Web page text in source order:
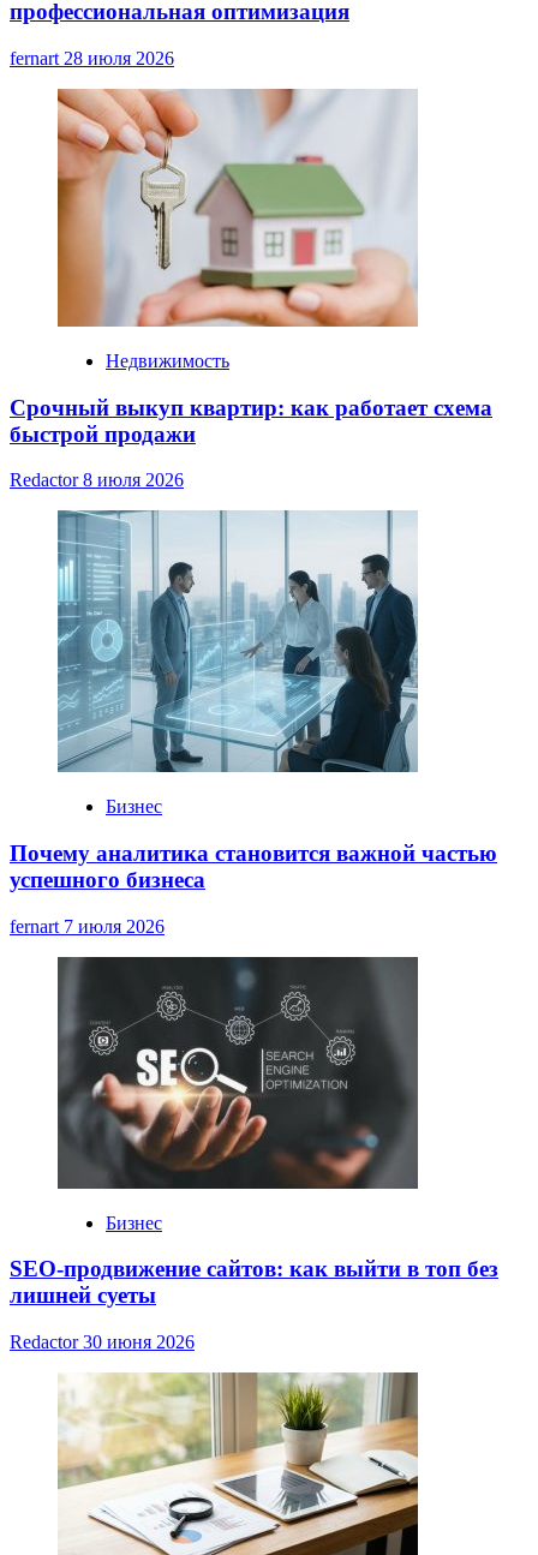
профессиональная оптимизация
fernart 28 июля 2026
Недвижимость
Срочный выкуп квартир: как работает схема
быстрой продажи
Redactor8 июля 2026
Бизнес
Почему аналитика становится важной частью
успешного бизнеса
fernart 7 июля 2026
Бизнес
SEO-продвижение сайтов: как выйти в топ без
лишней суеты
Redactor30 июня 2026